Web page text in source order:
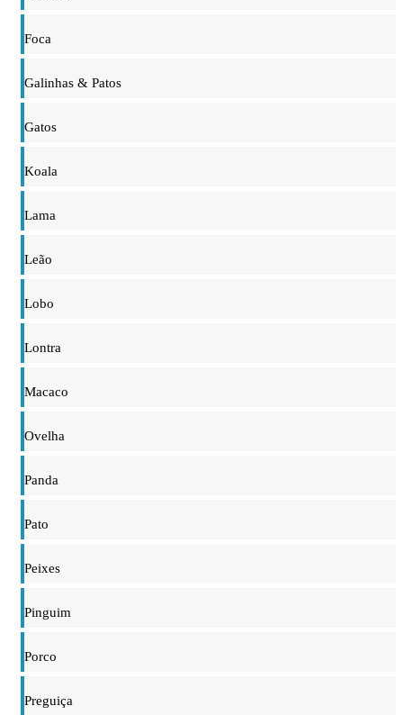
Foca
Galinhas & Patos
Gatos
Koala
Lama
Leão
Lobo
Lontra
Macaco
Ovelha
Panda
Pato
Peixes
Pinguim
Porco
Preguiça